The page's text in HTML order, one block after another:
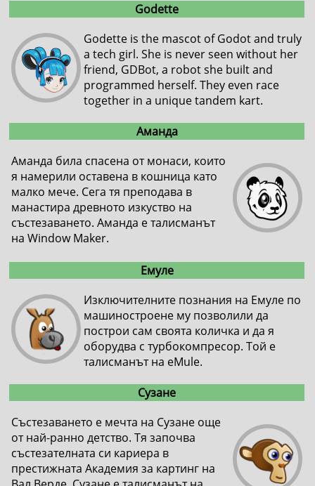
Godette
Godette is the mascot of Godot and truly
a tech girl. She is never seen without her
friend, GDBot, a robot she built and
programmed herself. They even race
together in a unique tandem kart.
Аманда
Аманда била спасена от монаси, които
я намерили оставена в кошница като
малко мече. Сега тя преподава в
манастира древното изкуство на
състезаването. Аманда е талисманът
на Window Maker.
Емуле
Изключителните познания на Емуле по
машиностроене му позволили да
построи сам своята количка и да я
оборудва с турбокомпресор. Той е
талисманът на eMule.
Сузане
Състезаването е мечта на Сузане още
от най-ранно детство. Тя започва
състезателната си кариера в
престижната Академия за картинг на